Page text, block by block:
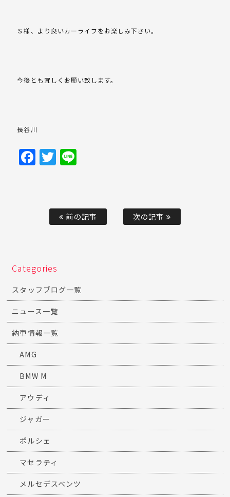
Ｓ様、より良いカーライフをお楽しみ下さい。
今後とも宜しくお願い致します。
長谷川
Facebook
Twitter
前の記事 次の記事
Categories
スタッフブログ一覧
ニュース一覧
納車情報一覧
AMG
BMW M
アウディ
ジャガー
ポルシェ
マセラティ
メルセデスベンツ